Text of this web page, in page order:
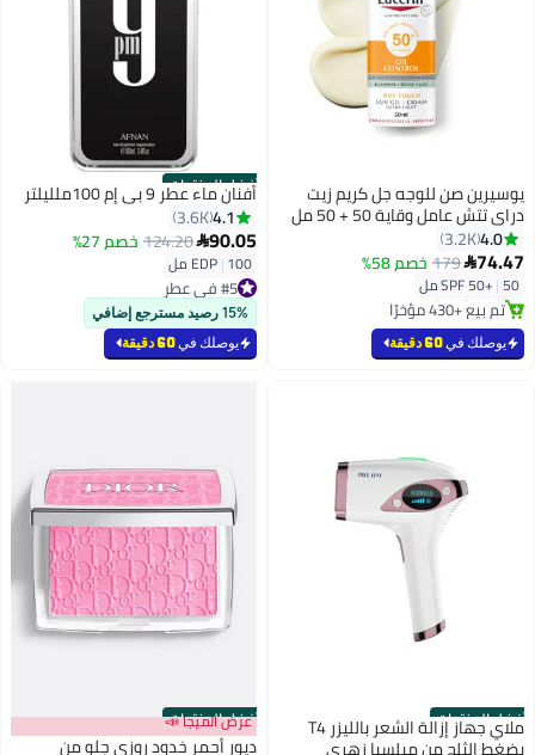
يوسيرين صن للوجه جل كريم زيت
دراي تتش عامل وقاية 50 + 50 مل
50ملليلتر4.0
3.2K
74.47
179 خصم 58%
SPF 50+|50 مل
#3 في واقي شمس
توصيل مجاني
بتخلّص بسرعة
تم بيع +430 مؤخرًا
#3 في واقي شمس
يوصلك في60 دقيقة
أفضل المنتجات
أفنان ماء عطر 9 بي إم 100ملليلتر
4.1
3.6K
90.05
124.20خصم 27%
EDP|100 مل
#5 في عطر
بتخلّص بسرعة
تم بيع +1100 مؤخرًا
#5 في عطر
15% رصيد مسترجع إضافي
يوصلك في60 دقيقة
أفضل المنتجات ملاي جهاز إزالة الشعر بالليزر T4 أفضل المنتجات
عرض الميجا 📣
ديور أحمر خدود روزي جلو من